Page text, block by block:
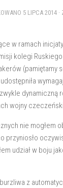
5 LIPCA 2014 ·
w ramach
kolegi
(pamiętamy
dynamiczną
wojny
nie mogłem
przyniosło
udział w boju
z